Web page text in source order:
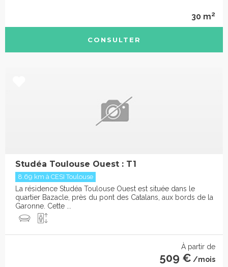
30 m2
CONSULTER
Studéa Toulouse Ouest : T1
8.69 km à CESI Toulouse
La résidence Studéa Toulouse Ouest est située dans le
quartier Bazacle, près du pont des Catalans, aux bords de la
Garonne. Cette ...
À partir de
509 € /mois